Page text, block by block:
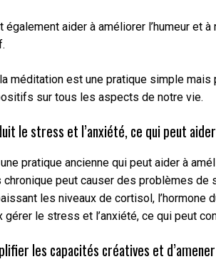
également aider à améliorer l’humeur
méditation est une pratique simple
sur tous les aspects de notre vie.
le stress et l’anxiété, ce qui peut
pratique ancienne qui peut aider à
peut causer des problèmes
les niveaux de cortisol,
gérer le stress et l’anxiété, ce qui peut
les capacités créatives et